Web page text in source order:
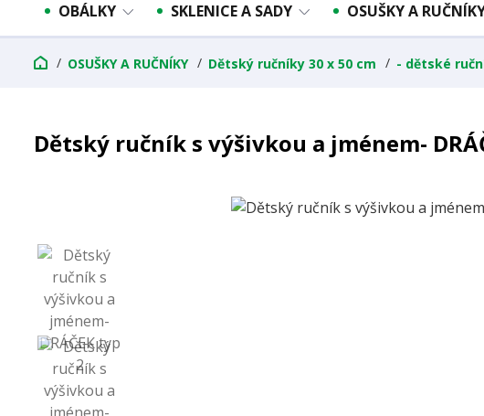
OBÁLKY SKLENICE A SADY OSUŠKY A
OSUŠKY A RUČNÍKY Dětský ručníky 30 x 50 cm - dětské
Dětský ručník s výšivkou a jménem-